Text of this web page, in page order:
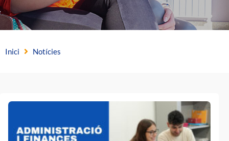
Inici Notícies